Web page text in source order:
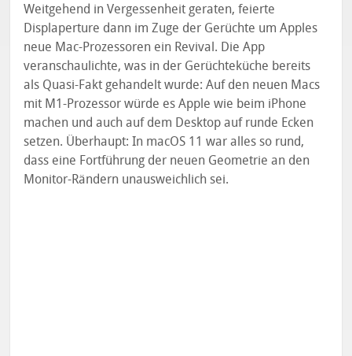
Weitgehend in Vergessenheit geraten, feierte
Displaperture dann im Zuge der Gerüchte um Apples
neue Mac-Prozessoren ein Revival. Die App
veranschaulichte, was in der Gerüchteküche bereits
als Quasi-Fakt gehandelt wurde: Auf den neuen Macs
mit M1-Prozessor würde es Apple wie beim iPhone
machen und auch auf dem Desktop auf runde Ecken
setzen. Überhaupt: In macOS 11 war alles so rund,
dass eine Fortführung der neuen Geometrie an den
Monitor-Rändern unausweichlich sei.